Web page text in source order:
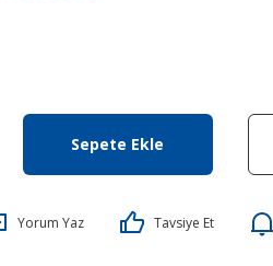
Sepete Ekle
Yorum Yaz Tavsiye Et